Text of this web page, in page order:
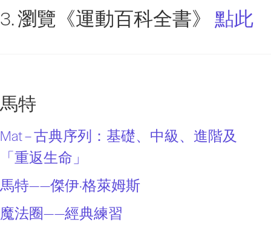
3. 瀏覽《運動百科全書》 點此
馬特
Mat – 古典序列：基礎、中級、進階及
「重返生命」
馬特——傑伊·格萊姆斯
魔法圈——經典練習